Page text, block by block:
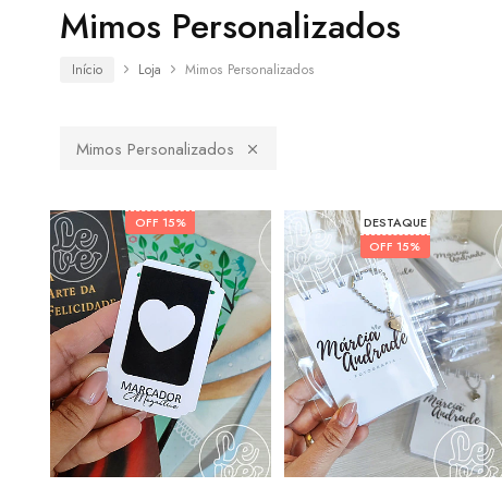
Mimos Personalizados
Início Loja Mimos Personalizados
Mimos Personalizados
OFF 15%
DESTAQUE
OFF 15%